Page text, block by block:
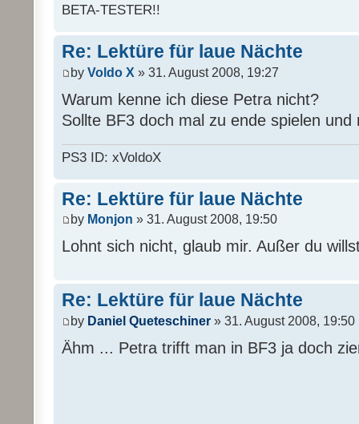
BETA-TESTER!!
Re: Lektüre für laue Nächte
by Voldo X » 31. August 2008, 19:27
Warum kenne ich diese Petra nicht?
Sollte BF3 doch mal zu ende spielen
PS3 ID: xVoldoX
Re: Lektüre für laue Nächte
by Monjon » 31. August 2008, 19:50
Lohnt sich nicht, glaub mir. Außer du
Re: Lektüre für laue Nächte
by Daniel Queteschiner » 31. August 2008, 19:50
Ähm ... Petra trifft man in BF3 ja doch